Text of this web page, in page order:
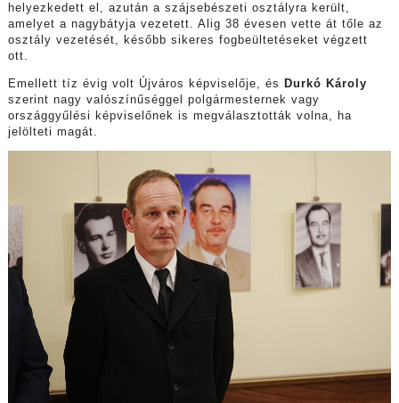
helyezkedett el, azután a szájsebészeti osztályra került,
amelyet a nagybátyja vezetett. Alig 38 évesen vette át tőle az
osztály vezetését, később sikeres fogbeültetéseket végzett
ott.
Emellett tíz évig volt Újváros képviselője, és Durkó Károly
szerint nagy valószínűséggel polgármesternek vagy
országgyűlési képviselőnek is megválasztották volna, ha
jelölteti magát.